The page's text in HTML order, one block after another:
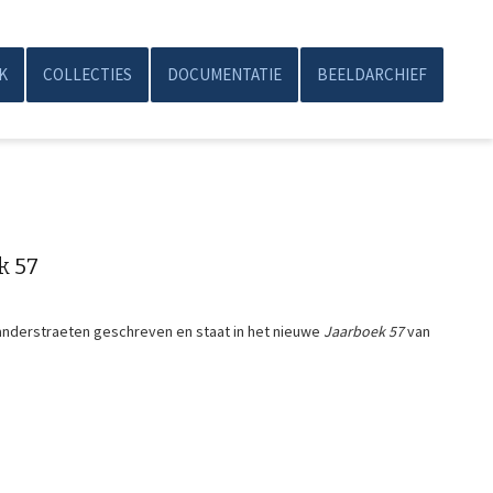
COLLECTIES DOCUMENTATIE BEELDARCHIEF
57
geschreven en staat in het nieuwe Jaarboek 57van